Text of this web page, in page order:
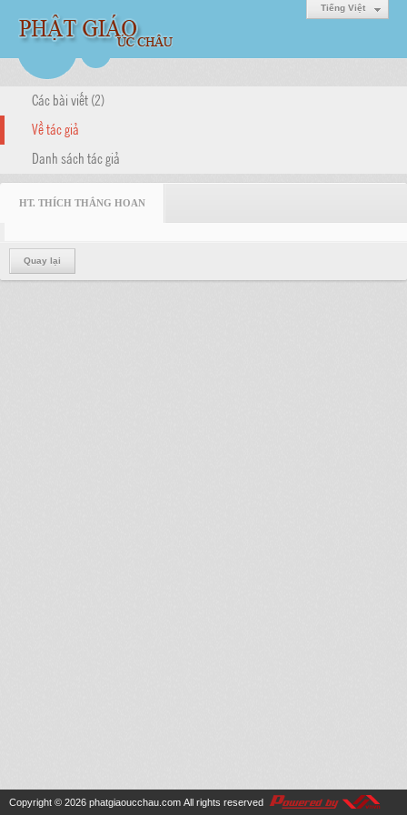
Tiếng Việt
Các bài viết (2)
Về tác giả
Danh sách tác giả
HT. THÍCH THẮNG HOAN
Quay lại
Copyright © 2026 phatgiaoucchau.com All rights reserved